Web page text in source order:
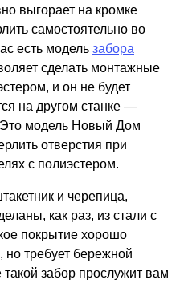
выгорает на кромке
самостоятельно во
есть модель забора
сделать монтажные
и он не будет
на другом станке —
модель Новый Дом
отверстия при
с полиэстером.
и черепица,
как раз, из стали с
покрытие хорошо
но требует бережной
забор прослужит вам